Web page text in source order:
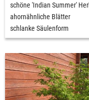
schöne 'Indian Summer'
ahornähnliche Blätter
schlanke Säulenform